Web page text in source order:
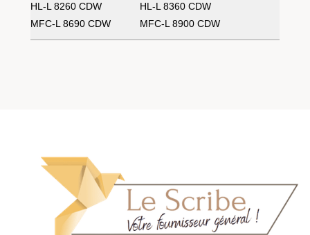
HL-L 8260 CDW
HL-L 8360 CDW
MFC-L 8690 CDW
MFC-L 8900 CDW